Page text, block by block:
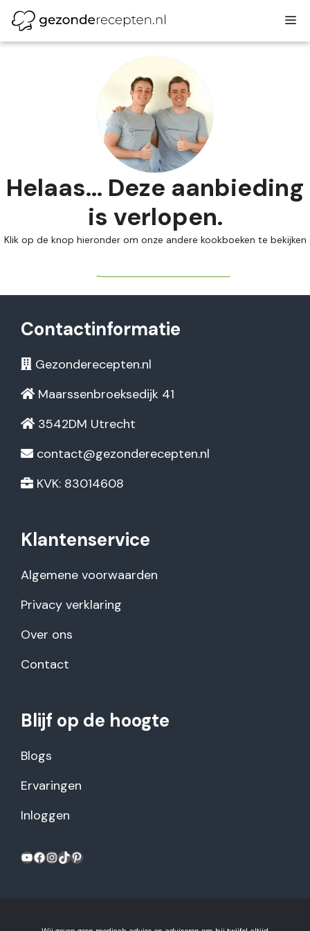
naar
de
Helaas... Deze aanbieding
is verlopen.
Klik op de knop hieronder om onze andere kookboeken te bekijken
Contactinformatie
Gezonderecepten.nl
Maarssenbroeksedijk 41
3542DM Utrecht
contact@gezonderecepten.nl
KVK: 83014608
Klantenservice
Algemene voorwaarden
Privacy verklaring
Over ons
Contact
Blijf op de hoogte
Blogs
Ervaringen
Inloggen